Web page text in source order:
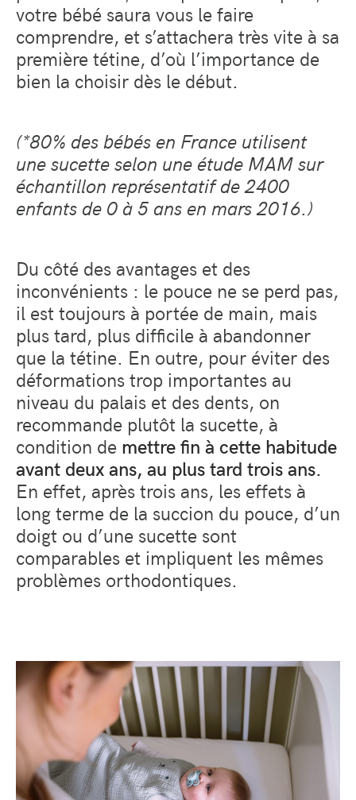
votre bébé saura vous le faire
comprendre, et s’attachera très vite à sa
première tétine, d’où l’importance de
bien la choisir dès le début.
(*80% des bébés en France utilisent
une sucette selon une étude MAM sur
échantillon représentatif de 2400
enfants de 0 à 5 ans en mars 2016.)
Du côté des avantages et des
inconvénients : le pouce ne se perd pas,
il est toujours à portée de main, mais
plus tard, plus difficile à abandonner
que la tétine. En outre, pour éviter des
déformations trop importantes au
niveau du palais et des dents, on
recommande plutôt la sucette, à
condition de mettre fin à cette habitude
avant deux ans, au plus tard trois ans.
En effet, après trois ans, les effets à
long terme de la succion du pouce, d’un
doigt ou d’une sucette sont
comparables et impliquent les mêmes
problèmes orthodontiques.